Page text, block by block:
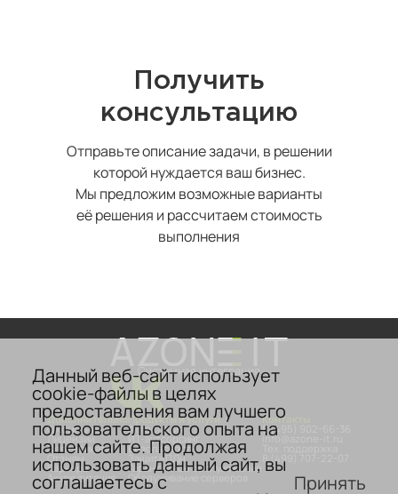
Получить
консультацию
Отправьте описание задачи, в решении
которой нуждается ваш бизнес.
Мы предложим возможные варианты
её решения и рассчитаем стоимость
выполнения
Системная интеграция
Дополнительно
О компании
Лицензии
Сертификаты
Отзывы
Карьера
Аккредитация
Продукты и услуги
Аттестация
ИТ-аутсорсинг
Безопасность
Защита ПДн
Гарантийное обслуживание
Обслуживание серверов
Контакты
8 (495) 902-66-36
info@azone-it.ru
8 (499) 707-22-07
Данный веб-сайт использует
cookie-файлы в целях
предоставления вам лучшего
пользовательского опыта на
нашем сайте. Продолжая
использовать данный сайт, вы
соглашаетесь с Принять